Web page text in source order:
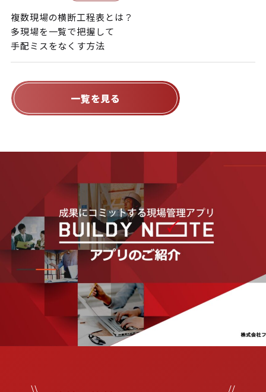
複数現場の横断工程表とは？
多現場を一覧で把握して
手配ミスをなくす方法
一覧を見る